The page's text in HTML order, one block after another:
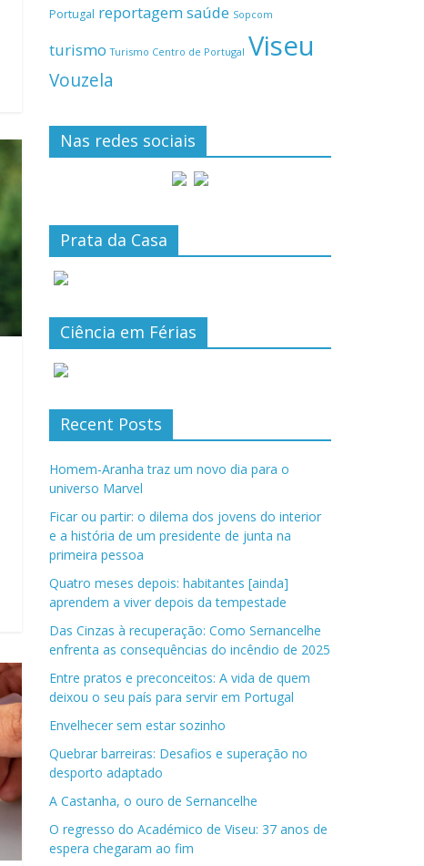
Portugal reportagemsaúde Sopcom
turismo Turismo Centro de Portugal Viseu
Vouzela
Nas redes sociais
Prata da Casa
Ciência em Férias
Recent Posts
Homem-Aranha traz um novo dia para o
universo Marvel
Ficar ou partir: o dilema dos jovens do interior
e a história de um presidente de junta na
primeira pessoa
Quatro meses depois: habitantes [ainda]
aprendem a viver depois da tempestade
Das Cinzas à recuperação: Como Sernancelhe
enfrenta as consequências do incêndio de 2025
Entre pratos e preconceitos: A vida de quem
deixou o seu país para servir em Portugal
Envelhecer sem estar sozinho
Quebrar barreiras: Desafios e superação no
desporto adaptado
A Castanha, o ouro de Sernancelhe
O regresso do Académico de Viseu: 37 anos de
espera chegaram ao fim